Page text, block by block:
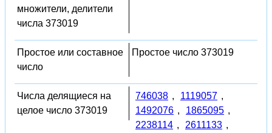
множители, делители
числа 373019
Простое или составное
число
Простое число 373019
Числа делящиеся на
целое число 373019
746038 , 1119057 ,
1492076 , 1865095 ,
2238114 , 2611133 ,